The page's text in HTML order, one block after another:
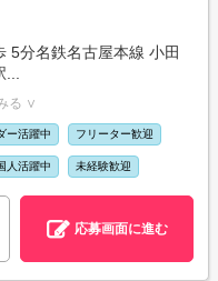
5分名鉄名古屋本線 小田
る ∨
ー活躍中 フリーター歓迎
人活躍中 未経験歓迎
応募画面に進む